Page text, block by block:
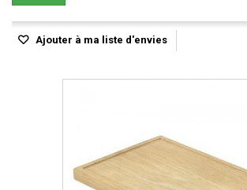
Ajouter à ma liste d'envies